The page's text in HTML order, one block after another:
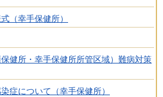
（幸手保健所）
健所・幸手保健所所管区域）難病対策
症について（幸手保健所）